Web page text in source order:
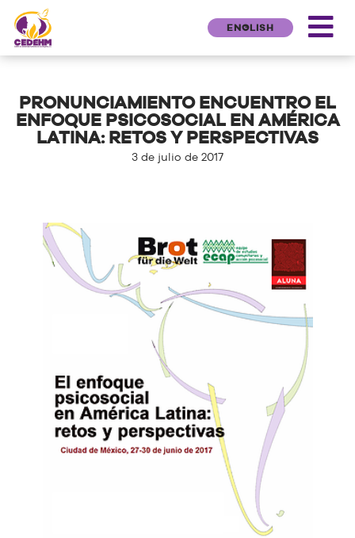
ENGLISH
PRONUNCIAMIENTO ENCUENTRO EL
ENFOQUE PSICOSOCIAL EN AMÉRICA
LATINA: RETOS Y PERSPECTIVAS
3 de julio de 2017